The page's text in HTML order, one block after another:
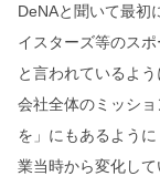
DeNAと聞いて最初
イスターズ等のス
と言われているよ
会社全体のミッシ
を」にもあるよう
業当時から変化して